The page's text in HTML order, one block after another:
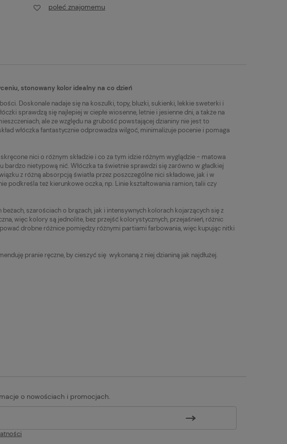
19,90 zł
poleć znajomemu
stonowany kolor idealny na co dzień
Doskonale nadaje się na koszulki, topy, bluzki, sukienki, lekkie sweterki i
sprawdzą się najlepiej w ciepłe wiosenne, letnie i jesienne dni, a także na
ale ze względu na grubość powstającej dzianiny nie jest to
włóczka fantastycznie odprowadza wilgoć, minimalizuje pocenie i pomaga
nici o różnym składzie i co za tym idzie różnym wyglądzie - matowa
bardzo nietypową nić. Włóczka ta świetnie sprawdzi się zarówno w gładkiej
z różną absorpcją światła przez poszczególne nici składowe, jak i w
podkreśla też kierunkowe oczka, np. Linie kształtowania ramion, talii czy
szarościach o brązach, jak i intensywnych kolorach kojarzących się z
więc kolory są jednolite, bez przejść kolorystycznych, przejaśnień, różnic
drobne różnice pomiędzy różnymi partiami farbowania, więc kupując nitki
pranie ręczne, by cieszyć się wykonaną z niej dzianiną jak najdłużej.
o nowościach i promocjach.